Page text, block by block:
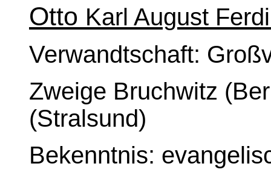
Otto Karl August
Verwandtschaft:
Zweige Bruchwitz
(Stralsund)
Bekenntnis: